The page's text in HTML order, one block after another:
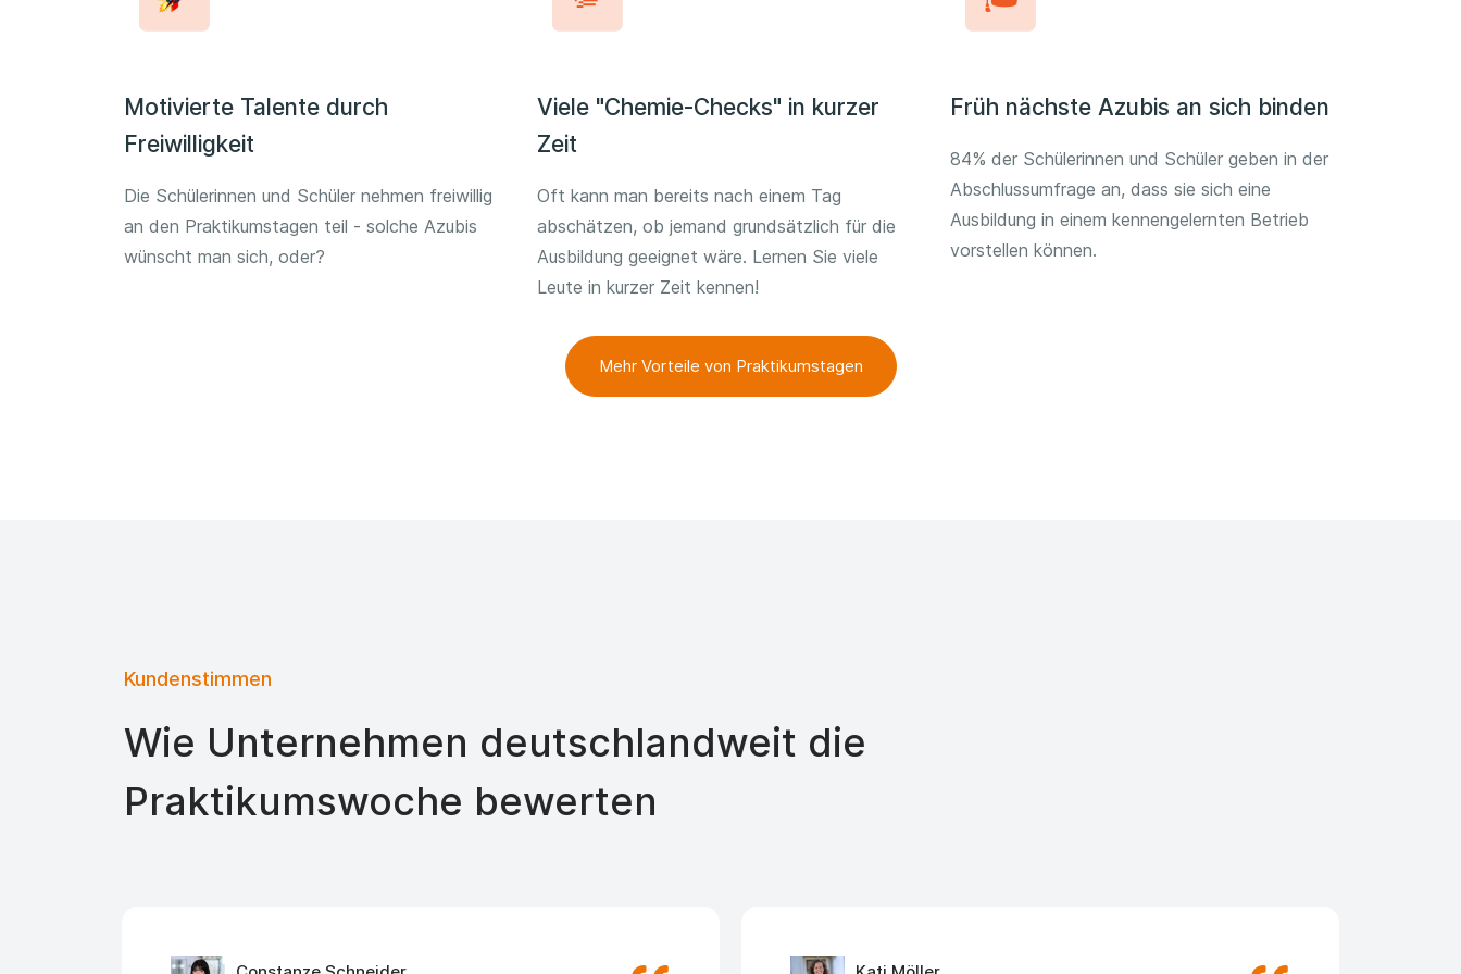
Motivierte Talente durch
Freiwilligkeit
Die Schülerinnen und Schüler nehmen freiwillig
an den Praktikumstagen teil - solche Azubis
wünscht man sich, oder?
Viele "Chemie-Checks" in kurzer
Zeit
Oft kann man bereits nach einem Tag
abschätzen, ob jemand grundsätzlich für die
Ausbildung geeignet wäre. Lernen Sie viele
Leute in kurzer Zeit kennen!
Früh nächste Azubis an sich binden
84% der Schülerinnen und Schüler geben in der
Abschlussumfrage an, dass sie sich eine
Ausbildung in einem kennengelernten Betrieb
vorstellen können.
Mehr Vorteile von Praktikumstagen
Kundenstimmen
Wie Unternehmen deutschlandweit die
Praktikumswoche bewerten